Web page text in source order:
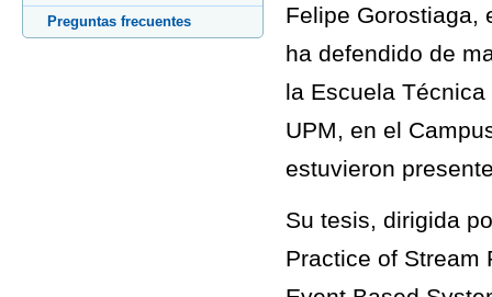
Preguntas frecuentes
Felipe Gorostiaga,
ha defendido de
la Escuela
UPM, en el
estuvieron
Su tesis, dirigida
Practice of Stream